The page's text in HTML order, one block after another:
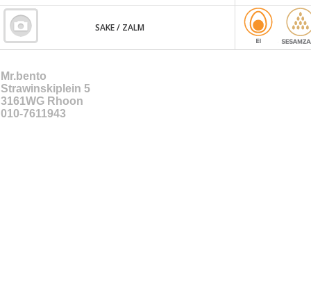
SAKE / ZALM
Mr.bento
Strawinskiplein 5
3161WG Rhoon
010-7611943